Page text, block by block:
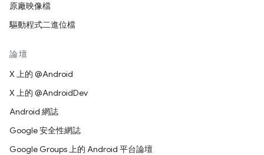
原廠映像檔
驅動程式二進位檔
論壇
X 上的 @Android
X 上的 @AndroidDev
Android 網誌
Google 安全性網誌
Google Groups 上的 Android 平台論壇